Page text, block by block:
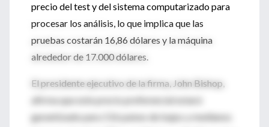
precio del test y del sistema computarizado para
procesar los análisis, lo que implica que las
pruebas costarán 16,86 dólares y la máquina
alrededor de 17.000 dólares.
El presidente ejecutivo de la firma, John Bishop,
afirma que este precio preferencial estará
garantizado para 116 países de bajos y medianos